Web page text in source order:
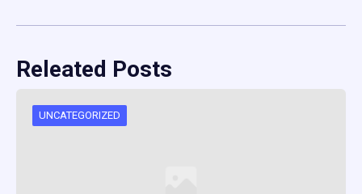
Releated Posts
UNCATEGORIZED